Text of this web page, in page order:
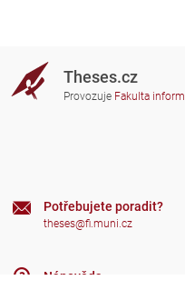
Theses.cz
Provozuje Fakulta
Potřebujete poradit?
theses@fi.muni.cz
Nápověda